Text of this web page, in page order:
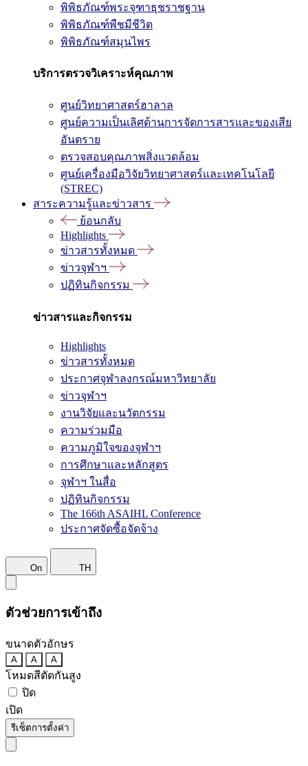
พิพิธภัณฑ์พระจุฑาธุชราชฐาน
พิพิธภัณฑ์พืชมีชีวิต
พิพิธภัณฑ์สมุนไพร
บริการตรวจวิเคราะห์คุณภาพ
ศูนย์วิทยาศาสตร์ฮาลาล
ศูนย์ความเป็นเลิศด้านการจัดการสารและของเสีย
อันตราย
ตรวจสอบคุณภาพสิ่งแวดล้อม
ศูนย์เครื่องมือวิจัยวิทยาศาสตร์และเทคโนโลยี
(STREC)
สาระความรู้และข่าวสาร
ย้อนกลับ
Highlights
ข่าวสารทั้งหมด
ข่าวจุฬาฯ
ปฏิทินกิจกรรม
ข่าวสารและกิจกรรม
Highlights
ข่าวสารทั้งหมด
ประกาศจุฬาลงกรณ์มหาวิทยาลัย
ข่าวจุฬาฯ
งานวิจัยและนวัตกรรม
ความร่วมมือ
ความภูมิใจของจุฬาฯ
การศึกษาและหลักสูตร
จุฬาฯ ในสื่อ
ปฏิทินกิจกรรม
The 166th ASAIHL Conference
ประกาศจัดซื้อจัดจ้าง
On TH
ตัวช่วยการเข้าถึง
ขนาดตัวอักษร
A A A
โหมดสีตัดกันสูง
ปิด
เปิด
รีเซ็ตการตั้งค่า